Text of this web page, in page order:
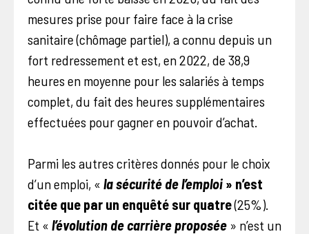
mesures prise pour faire face à la crise
sanitaire (chômage partiel), a connu depuis un
fort redressement et est, en 2022, de 38,9
heures en moyenne pour les salariés à temps
complet, du fait des heures supplémentaires
effectuées pour gagner en pouvoir d’achat.
Parmi les autres critères donnés pour le choix
d’un emploi, « la sécurité de l’emploi » n’est
citée que par un enquêté sur quatre(25%).
Et « l’évolution de carrière proposée » n’est un